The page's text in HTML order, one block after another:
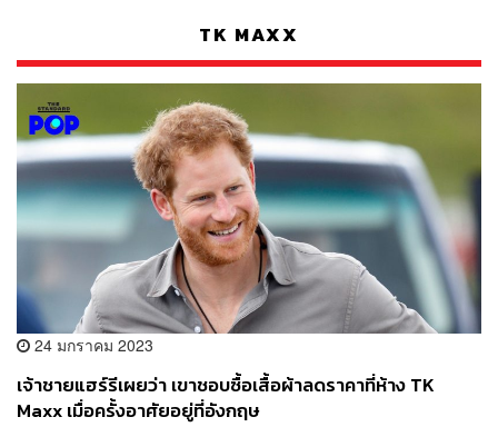
TK MAXX
24 มกราคม 2023
เจ้าชายแฮร์รีเผยว่า เขาชอบซื้อเสื้อผ้าลดราคาที่ห้าง TK
Maxx เมื่อครั้งอาศัยอยู่ที่อังกฤษ